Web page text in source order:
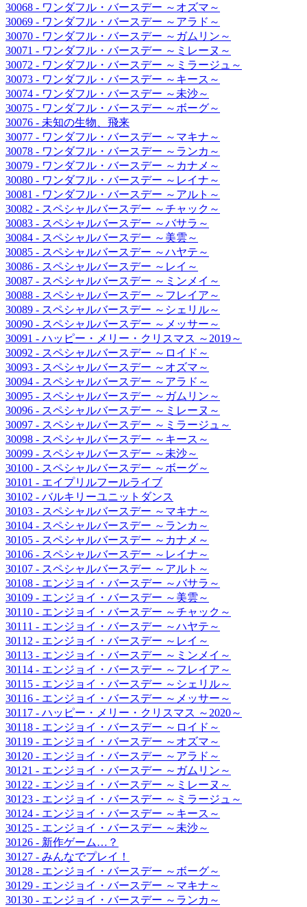
30068 - ワンダフル・バースデー ～オズマ～
30069 - ワンダフル・バースデー ～アラド～
30070 - ワンダフル・バースデー ～ガムリン～
30071 - ワンダフル・バースデー ～ミレーヌ～
30072 - ワンダフル・バースデー ～ミラージュ～
30073 - ワンダフル・バースデー ～キース～
30074 - ワンダフル・バースデー ～未沙～
30075 - ワンダフル・バースデー ～ボーグ～
30076 - 未知の生物、飛来
30077 - ワンダフル・バースデー ～マキナ～
30078 - ワンダフル・バースデー ～ランカ～
30079 - ワンダフル・バースデー ～カナメ～
30080 - ワンダフル・バースデー ～レイナ～
30081 - ワンダフル・バースデー ～アルト～
30082 - スペシャルバースデー ～チャック～
30083 - スペシャルバースデー ～バサラ～
30084 - スペシャルバースデー ～美雲～
30085 - スペシャルバースデー ～ハヤテ～
30086 - スペシャルバースデー ～レイ～
30087 - スペシャルバースデー ～ミンメイ～
30088 - スペシャルバースデー ～フレイア～
30089 - スペシャルバースデー ～シェリル～
30090 - スペシャルバースデー ～メッサー～
30091 - ハッピー・メリー・クリスマス ～2019～
30092 - スペシャルバースデー ～ロイド～
30093 - スペシャルバースデー ～オズマ～
30094 - スペシャルバースデー ～アラド～
30095 - スペシャルバースデー ～ガムリン～
30096 - スペシャルバースデー ～ミレーヌ～
30097 - スペシャルバースデー ～ミラージュ～
30098 - スペシャルバースデー ～キース～
30099 - スペシャルバースデー ～未沙～
30100 - スペシャルバースデー ～ボーグ～
30101 - エイプリルフールライブ
30102 - バルキリーユニットダンス
30103 - スペシャルバースデー ～マキナ～
30104 - スペシャルバースデー ～ランカ～
30105 - スペシャルバースデー ～カナメ～
30106 - スペシャルバースデー ～レイナ～
30107 - スペシャルバースデー ～アルト～
30108 - エンジョイ・バースデー ～バサラ～
30109 - エンジョイ・バースデー ～美雲～
30110 - エンジョイ・バースデー ～チャック～
30111 - エンジョイ・バースデー ～ハヤテ～
30112 - エンジョイ・バースデー ～レイ～
30113 - エンジョイ・バースデー ～ミンメイ～
30114 - エンジョイ・バースデー ～フレイア～
30115 - エンジョイ・バースデー ～シェリル～
30116 - エンジョイ・バースデー ～メッサー～
30117 - ハッピー・メリー・クリスマス ～2020～
30118 - エンジョイ・バースデー ～ロイド～
30119 - エンジョイ・バースデー ～オズマ～
30120 - エンジョイ・バースデー ～アラド～
30121 - エンジョイ・バースデー ～ガムリン～
30122 - エンジョイ・バースデー ～ミレーヌ～
30123 - エンジョイ・バースデー ～ミラージュ～
30124 - エンジョイ・バースデー ～キース～
30125 - エンジョイ・バースデー ～未沙～
30126 - 新作ゲーム…？
30127 - みんなでプレイ！
30128 - エンジョイ・バースデー ～ボーグ～
30129 - エンジョイ・バースデー ～マキナ～
30130 - エンジョイ・バースデー ～ランカ～